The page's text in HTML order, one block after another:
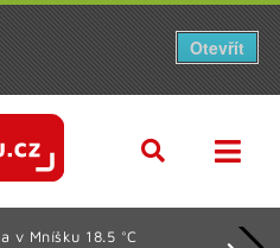
v Mníšku 18.5 °C
Otevřít